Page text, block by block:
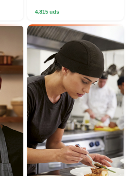
4.815 uds